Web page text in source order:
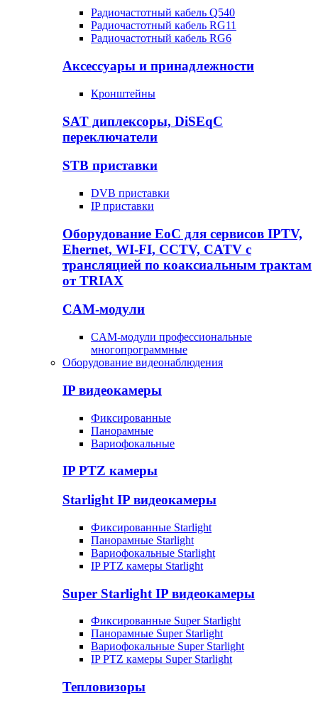
Радиочастотный кабель Q540
Радиочастотный кабель RG11
Радиочастотный кабель RG6
Аксессуары и принадлежности
Кронштейны
SAT диплексоры, DiSEqC
переключатели
STB приставки
DVB приставки
IP приставки
Оборудование EoC для сервисов IPTV,
Ehernet, WI-FI, CCTV, CATV c
трансляцией по коаксиальным трактам
от TRIAX
CAM-модули
CAM-модули профессиональные
многопрограммные
Оборудование видеонаблюдения
IP видеокамеры
Фиксированные
Панорамные
Вариофокальные
IP PTZ камеры
Starlight IP видеокамеры
Фиксированные Starlight
Панорамные Starlight
Вариофокальные Starlight
IP PTZ камеры Starlight
Super Starlight IP видеокамеры
Фиксированные Super Starlight
Панорамные Super Starlight
Вариофокальные Super Starlight
IP PTZ камеры Super Starlight
Тепловизоры